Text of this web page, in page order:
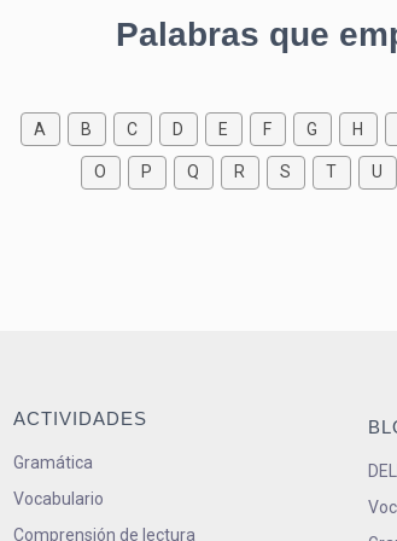
Palabras que
A B C D E F G H
O P Q R S T U
ACTIVIDADES
Gramática
Vocabulario
Comprensión de lectura